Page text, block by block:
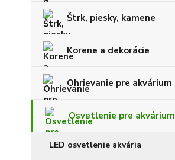
Štrk, piesky, kamene
Korene a dekorácie
Ohrievanie pre akvárium
Osvetlenie pre akvárium
LED osvetlenie akvária